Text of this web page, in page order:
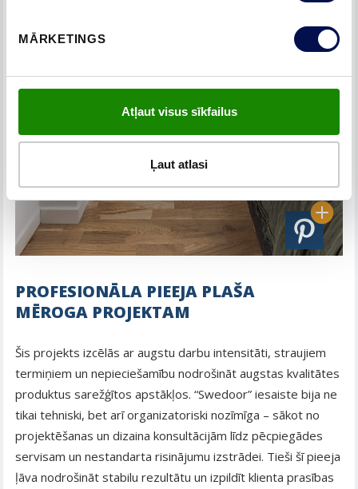
MĀRKETINGS
Atļaut visus sīkfailus
Ļaut atlasi
PROFESIONĀLA PIEEJA PLAŠA
MĒROGA PROJEKTAM
Šis projekts izcēlās ar augstu darbu intensitāti, straujiem
termiņiem un nepieciešamību nodrošināt augstas kvalitātes
produktus sarežģītos apstākļos. “Swedoor” iesaiste bija ne
tikai tehniski, bet arī organizatoriski nozīmīga – sākot no
projektēšanas un dizaina konsultācijām līdz pēcpiegādes
servisam un nestandarta risinājumu izstrādei. Tieši šī pieeja
ļāva nodrošināt stabilu rezultātu un izpildīt klienta prasības